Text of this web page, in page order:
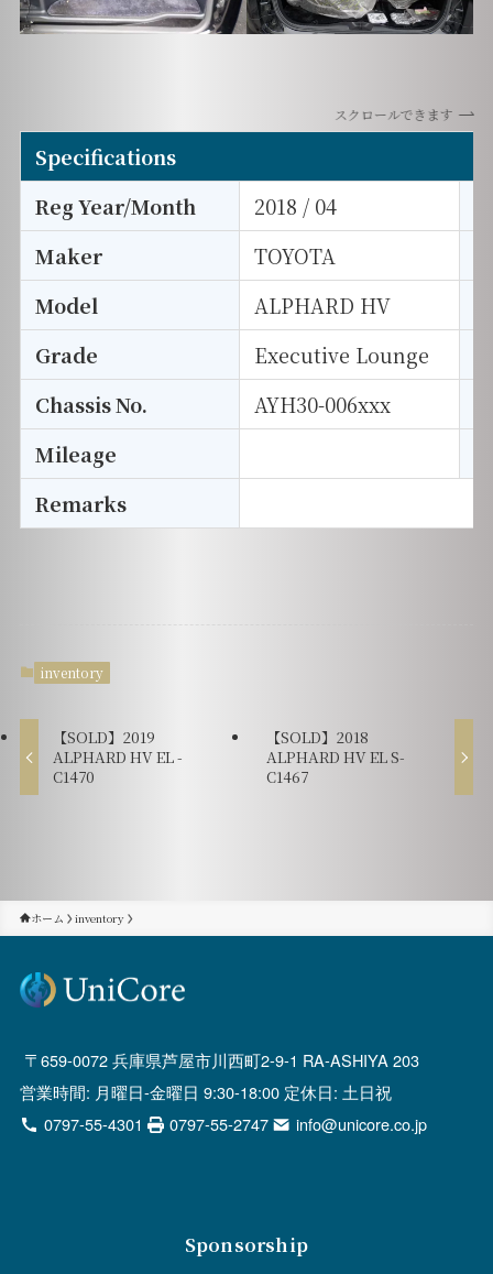
スクロールできます
Specifications
Reg Year/Month
2018 / 04
Maker
TOYOTA
Model
ALPHARD HV
Grade
Executive Lounge
Chassis No.
AYH30-006xxx
Mileage
Remarks
inventory
【SOLD】2019
ALPHARD HV EL -
C1470
【SOLD】2018
ALPHARD HV EL S-
C1467
ホーム inventory
659-0072 兵庫県芦屋市川西町2-9-1 RA-ASHIYA 203
営業時間: 月曜日-金曜日 9:30-18:00 定休日: 土日祝
0797-55-4301
0797-55-2747 info@unicore.co.jp
Sponsorship